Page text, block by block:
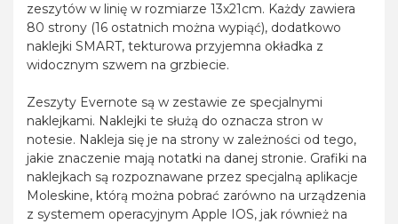
zeszytów w linię w rozmiarze 13x21cm. Każdy zawiera
80 strony (16 ostatnich można wypiąć), dodatkowo
naklejki SMART, tekturowa przyjemna okładka z
widocznym szwem na grzbiecie.
Zeszyty Evernote są w zestawie ze specjalnymi
naklejkami. Naklejki te służą do oznacza stron w
notesie. Nakleja się je na strony w zależności od tego,
jakie znaczenie mają notatki na danej stronie. Grafiki na
naklejkach są rozpoznawane przez specjalną aplikacje
Moleskine, którą można pobrać zarówno na urządzenia
z systemem operacyjnym Apple IOS, jak również na